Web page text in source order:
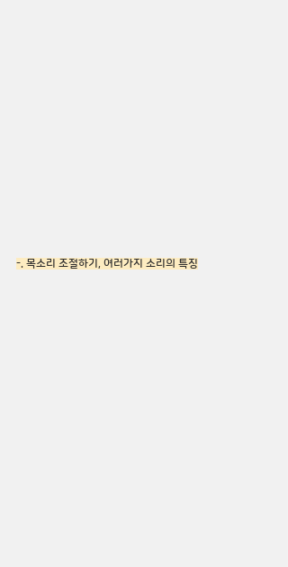
-. 목소리 조절하기, 여러가지 소리의 특징